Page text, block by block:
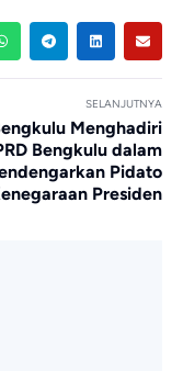
SELANJUTNYA
Menghadiri
Bengkulu dalam
Pidato
Presiden